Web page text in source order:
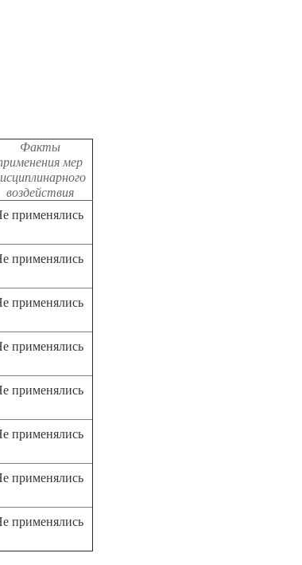
Факты
мер
воздействия
применялись
применялись
применялись
применялись
применялись
применялись
применялись
применялись